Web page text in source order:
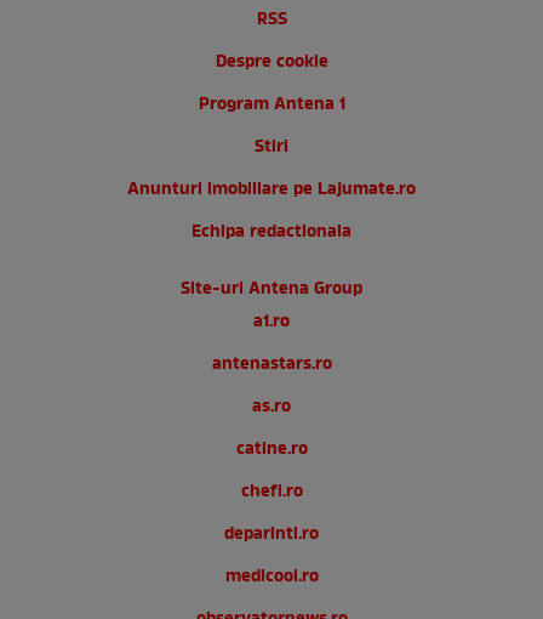
RSS
Despre cookie
Program Antena 1
Stiri
Anunturi imobiliare pe Lajumate.ro
Echipa redactionala
Site-uri Antena Group
a1.ro
antenastars.ro
as.ro
catine.ro
chefi.ro
deparinti.ro
medicool.ro